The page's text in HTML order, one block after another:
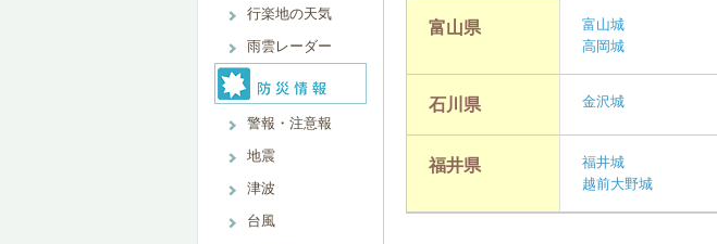
行楽地の天気
雨雲レーダー
警報・注意報
地震
津波
台風
富山県
富山城
高岡城
石川県 金沢城
福井県
福井城
越前大野城